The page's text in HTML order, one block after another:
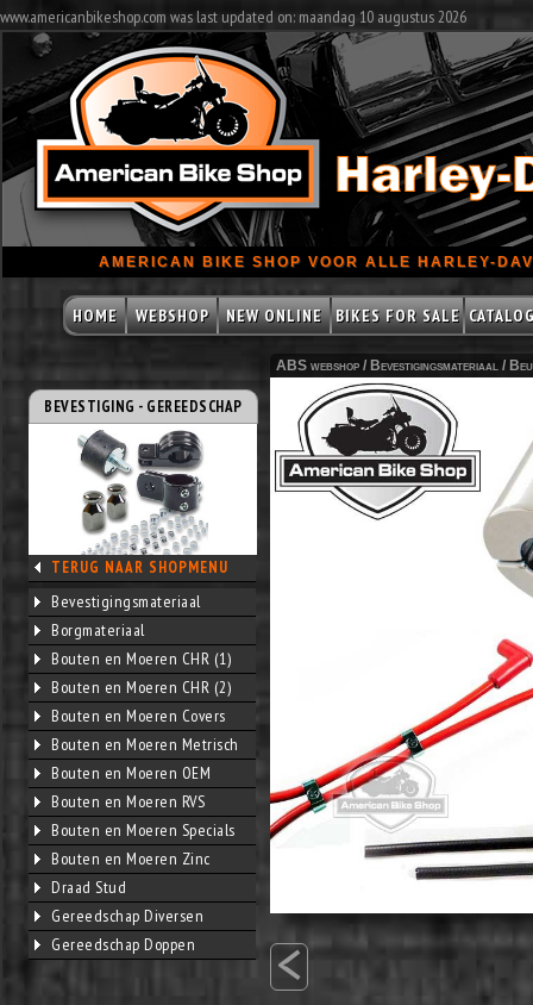
www.americanbikeshop.com was last updated on: maandag 10 augustus 2026
AMERICAN BIKE SHOP VOOR ALLE HARLEY-
HOME WEBSHOP NEW ONLINE BIKES FOR SALE
BEVESTIGING - GEREEDSCHAP
TERUG NAAR SHOPMENU
Bevestigingsmateriaal
Borgmateriaal
Bouten en Moeren CHR (1)
Bouten en Moeren CHR (2)
Bouten en Moeren Covers
Bouten en Moeren Metrisch
Bouten en Moeren OEM
Bouten en Moeren RVS
Bouten en Moeren Specials
Bouten en Moeren Zinc
Draad Stud
Gereedschap Diversen
Gereedschap Doppen
ABS webshop / Bevestigingsmateriaal /
<